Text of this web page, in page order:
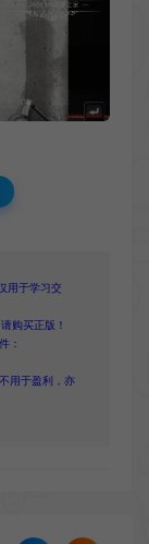
用于学习交
购买正版！
：
用于盈利，亦